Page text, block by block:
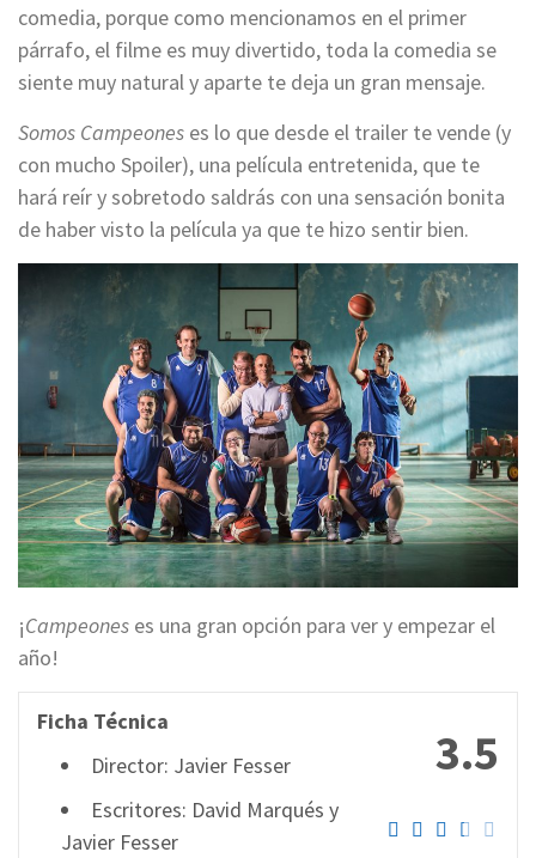
comedia, porque como mencionamos en el primer
párrafo, el filme es muy divertido, toda la comedia se
siente muy natural y aparte te deja un gran mensaje.
Somos Campeones es lo que desde el trailer te vende (y
con mucho Spoiler), una película entretenida, que te
hará reír y sobretodo saldrás con una sensación bonita
de haber visto la película ya que te hizo sentir bien.
¡Campeones es una gran opción para ver y empezar el
año!
3.5
Ficha Técnica
Director: Javier Fesser
Escritores: David Marqués y
Javier Fesser